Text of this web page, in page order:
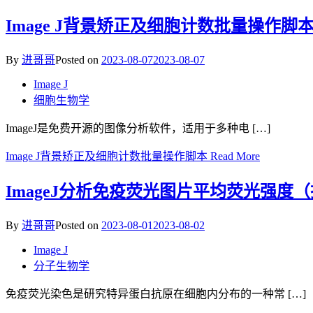
Image J背景矫正及细胞计数批量操作脚
By 进哥哥Posted on 2023-08-072023-08-07
Image J
细胞生物学
ImageJ是免费开源的图像分析软件，适用于多种电 […]
Image J背景矫正及细胞计数批量操作脚本 Read More
ImageJ分析免疫荧光图片平均荧光强度（
By 进哥哥Posted on 2023-08-01 2023-08-02
Image J
分子生物学
免疫荧光染色是研究特异蛋白抗原在细胞内分布的一种常 […]